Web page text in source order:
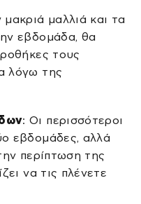
μαλλιά και τα
εβδομάδα, θα
τους
λόγω της
: Οι περισσότεροι
εβδομάδες, αλλά
περίπτωση της
να τις πλένετε